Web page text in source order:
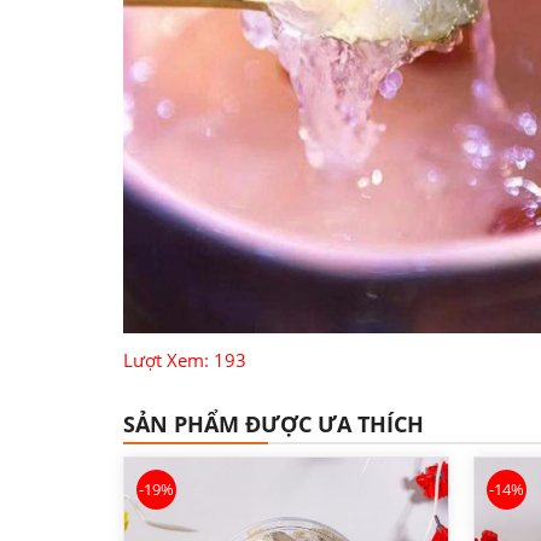
Lượt Xem: 193
SẢN PHẨM ĐƯỢC ƯA THÍCH
-19% -14%